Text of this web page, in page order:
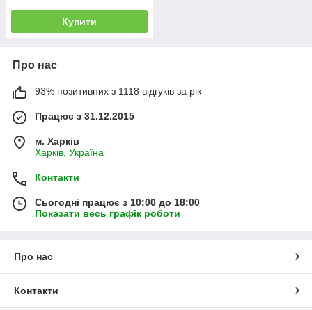
Купити
Про нас
93% позитивних з 1118 відгуків за рік
Працює з 31.12.2015
м. Харків
Харків, Україна
Контакти
Сьогодні працює з 10:00 до 18:00
Показати весь графік роботи
Про нас
Контакти